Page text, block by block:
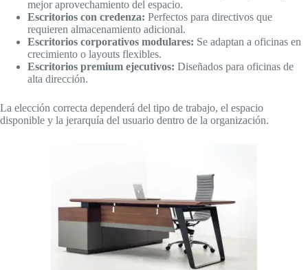
mejor aprovechamiento del espacio.
Escritorios con credenza: Perfectos para directivos que
requieren almacenamiento adicional.
Escritorios corporativos modulares: Se adaptan a oficinas en
crecimiento o layouts flexibles.
Escritorios premium ejecutivos: Diseñados para oficinas de
alta dirección.
La elección correcta dependerá del tipo de trabajo, el espacio
disponible y la jerarquía del usuario dentro de la organización.